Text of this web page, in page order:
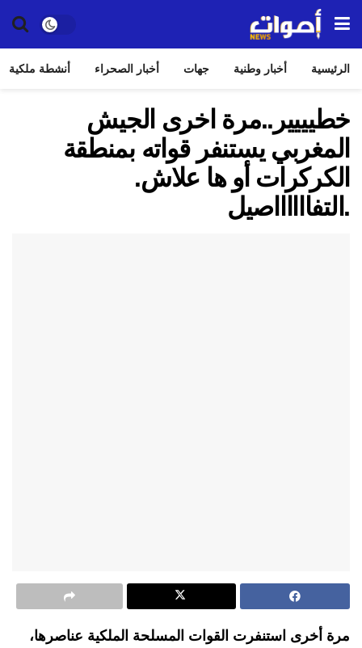
الرئيسية أخبار وطنية جهات أخبار الصحراء أنشطة ملكية
خطيييير..مرة اخرى الجيش
المغربي يستنفر قواته بمنطقة
الكركرات أو ها علاش.
.التفااااااصيل
مرة أخرى استنفرت القوات المسلحة الملكية عناصرها،